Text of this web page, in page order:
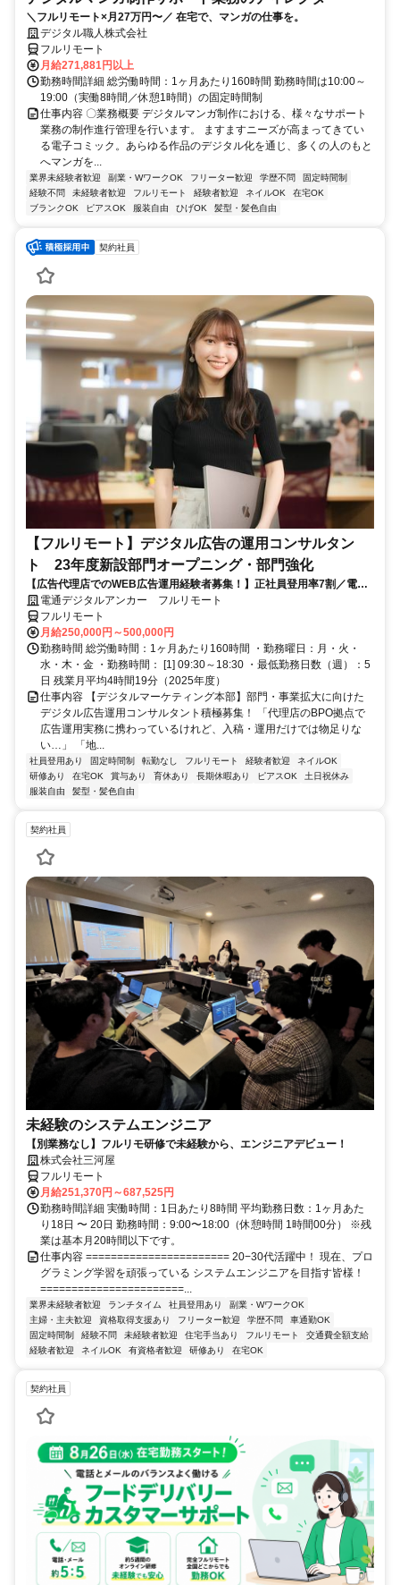
＼フルリモート×月27万円〜／ 在宅で、マンガの仕事を。
デジタル職人株式会社
フルリモート
月給271,881円以上
勤務時間詳細 総労働時間：1ヶ月あたり160時間 勤務時間は10:00～
19:00（実働8時間／休憩1時間）の固定時間制
仕事内容 〇業務概要 デジタルマンガ制作における、様々なサポート
業務の制作進行管理を行います。 ますますニーズが高まってきてい
る電子コミック。あらゆる作品のデジタル化を通じ、多くの人のもと
へマンガを...
業界未経験者歓迎 副業・WワークOK フリーター歓迎 学歴不問
固定時間制
経験不問
未経験者歓迎 フルリモート 経験者歓迎 ネイルOK
在宅OK
ブランクOK
ピアスOK 服装自由 ひげOK 髪型・髪色自由
契約社員
【フルリモート】デジタル広告の運用コンサルタン
ト 23年度新設部門オープニング・部門強化
【広告代理店でのWEB広告運用経験者募集！】正社員登用率7割／電通
G／全国×完全在宅／年休126日・土日祝休み／残業月平均4時間19分
電通デジタルアンカー フルリモート
フルリモート
月給250,000円～500,000円
勤務時間 総労働時間：1ヶ月あたり160時間 ・勤務曜日：月・火・
水・木・金 ・勤務時間： [1] 09:30～18:30 ・最低勤務日数（週）：5
日 残業月平均4時間19分（2025年度）
仕事内容 【デジタルマーケティング本部】部門・事業拡大に向けた
デジタル広告運用コンサルタント積極募集！ 「代理店のBPO拠点で
広告運用実務に携わっているけれど、入稿・運用だけでは物足りな
い…」 「地...
社員登用あり 固定時間制 転勤なし フルリモート 経験者歓迎
ネイルOK
研修あり
在宅OK 賞与あり 育休あり 長期休暇あり ピアスOK
土日祝休み
服装自由
髪型・髪色自由
契約社員
未経験のシステムエンジニア
【別業務なし】フルリモ研修で未経験から、エンジニアデビュー！
株式会社三河屋
フルリモート
月給251,370円～687,525円
勤務時間詳細 実働時間：1日あたり8時間 平均勤務日数：1ヶ月あた
り18日 〜 20日 勤務時間：9:00〜18:00（休憩時間 1時間00分） ※残
業は基本月20時間以下です。
仕事内容 ======================= 20−30代活躍中！ 現在、プロ
グラミング学習を頑張っている システムエンジニアを目指す皆様！
=======================...
業界未経験者歓迎 ランチタイム 社員登用あり
副業・WワークOK
主婦・主夫歓迎
資格取得支援あり フリーター歓迎 学歴不問
車通勤OK
固定時間制
経験不問 未経験者歓迎 住宅手当あり フルリモート
交通費全額支給
経験者歓迎
ネイルOK 有資格者歓迎 研修あり 在宅OK
契約社員